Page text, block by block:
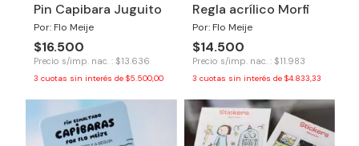
Pin Capibara Juguito
Por: Flo Meije
$16.500
Precio s/imp. nac. : $13.636
3 cuotas sin interés de $5.500,00
Regla acrílico Morfi
Por: Flo Meije
$14.500
Precio s/imp. nac. : $11.983
3 cuotas sin interés de $4.833,33